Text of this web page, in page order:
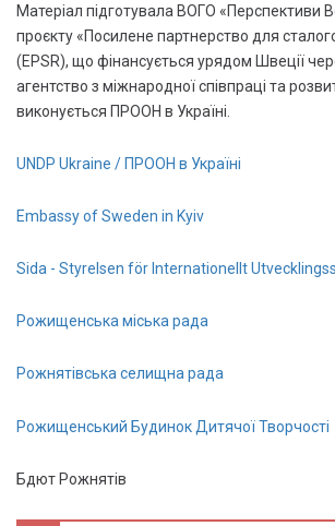
Матеріал підготувала ВОГО «Перспективи
проєкту «Посилене партнерство для
(EPSR), що фінансується урядом Швеції
агентство з міжнародної співпраці та
виконується ПРООН в Україні.
UNDP Ukraine / ПРООН в Україні
Embassy of Sweden in Kyiv
Sida - Styrelsen för Internationellt
Рожищенська міська рада
Рожнятівська селищна рада
Рожищенський Будинок Дитячої Творчості
Бдют Рожнятів